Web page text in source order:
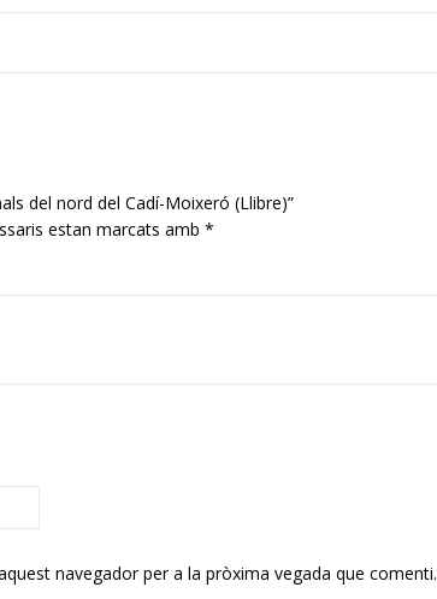
del nord del Cadí-Moixeró (Llibre)”
estan marcats amb *
navegador per a la pròxima vegada que comenti.